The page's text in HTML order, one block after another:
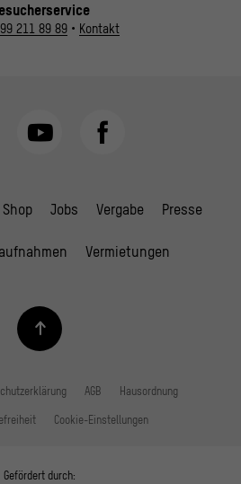
211 89 89• Kontakt
Shop Jobs Vergabe Presse
Vermietungen
AGB Hausordnung
Cookie-Einstellungen
Gefördert durch: